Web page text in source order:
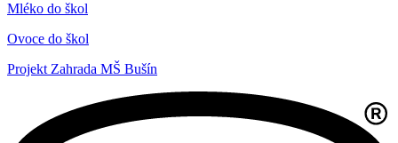
Mléko do škol
Ovoce do škol
Projekt Zahrada MŠ Bušín